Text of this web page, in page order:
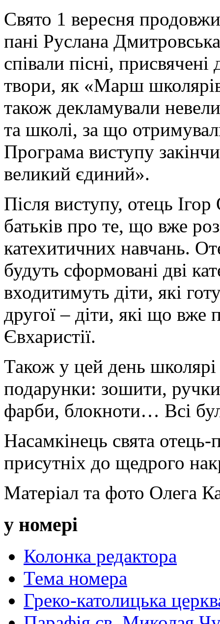
Свято 1 вересня
пані Руслана
співали пісні,
твори, як «Марш
також декламували
та школі, за що
Програма виступу
великий єдиний».
Після виступу, отець
батьків про те, що вже
катехитичних навчань.
будуть сформовані дві
входитимуть діти, які
другої – діти, які що вже
Євхаристії.
Також у цей день
подарунки: зошити,
фарби, блокноти… Всі
Насамкінець свята
присутніх до щедрого
Матеріал та фото Олега
у номері
Колонка редактора
Тема номера
Греко-католицька